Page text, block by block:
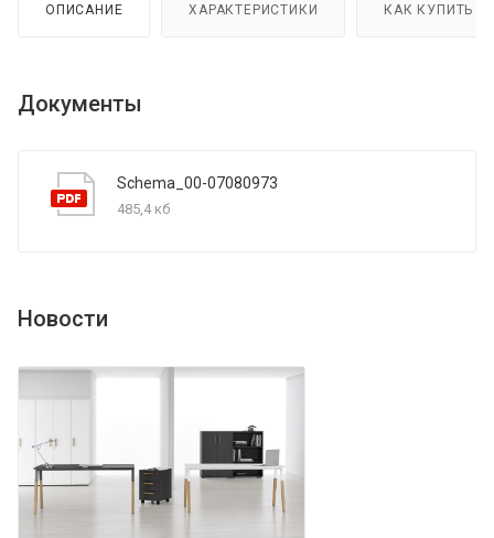
ОПИСАНИЕ ХАРАКТЕРИСТИКИ КАК КУПИТЬ
Документы
Schema_00-07080973
485,4 кб
Новости